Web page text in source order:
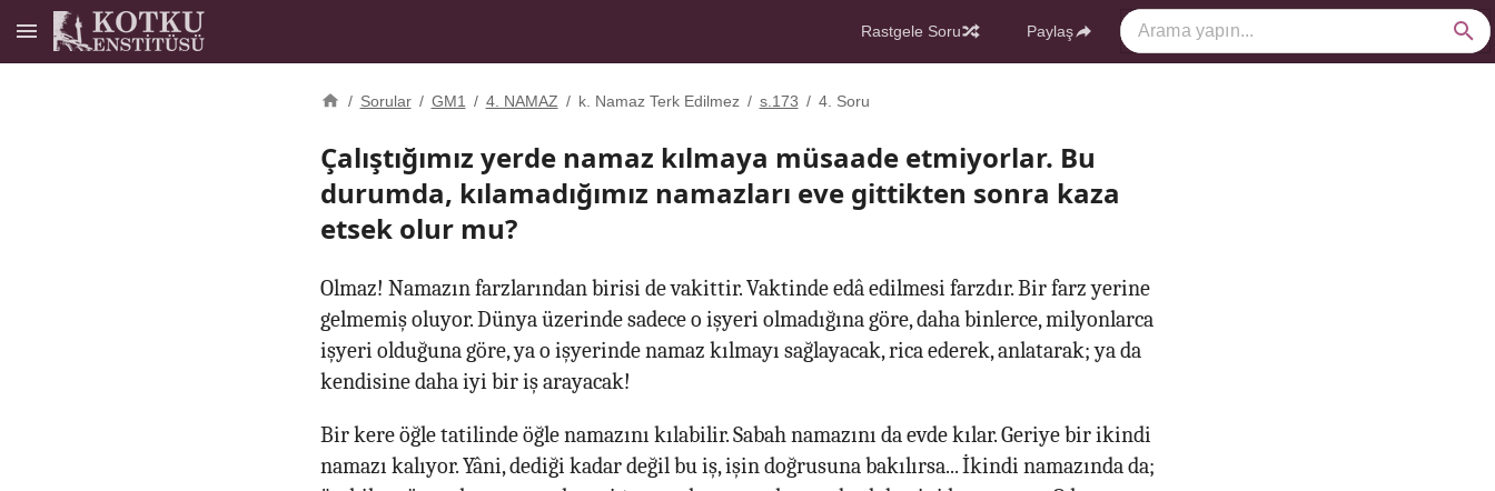
Rastgele Soru Paylaş
/ Sorular / GM1 / 4. NAMAZ / k. Namaz Terk Edilmez / s.173 / 4. Soru
Çalıştığımız yerde namaz kılmaya müsaade etmiyorlar. Bu
durumda, kılamadığımız namazları eve gittikten sonra kaza
etsek olur mu?
Olmaz! Namazın farzlarından birisi de vakittir. Vaktinde edâ edilmesi farzdır. Bir farz yerine
gelmemiş oluyor. Dünya üzerinde sadece o işyeri olmadığına göre, daha binlerce, milyonlarca
işyeri olduğuna göre, ya o işyerinde namaz kılmayı sağlayacak, rica ederek, anlatarak; ya da
kendisine daha iyi bir iş arayacak!
Bir kere öğle tatilinde öğle namazını kılabilir. Sabah namazını da evde kılar. Geriye bir ikindi
namazı kalıyor. Yâni, dediği kadar değil bu iş, işin doğrusuna bakılırsa... İkindi namazında da;